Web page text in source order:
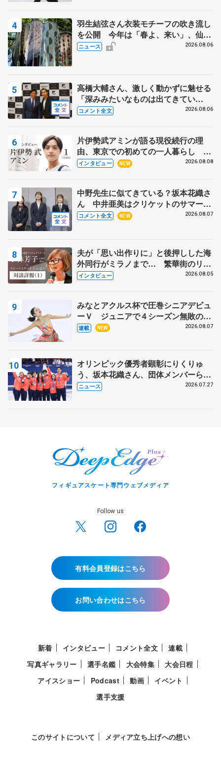
羽生結弦さん衣装モチーフの吹き流し
を公開 今年は「春よ、来い」、仙台
の瑞鳳殿
ニュース 2026.08.06
高橋大輔さん、激しく動かずに魅せる
「深みみたいなものは出てきてい
る？」 〝兄さん〟と慕うレジェンド
コメント全文 2026.08.06
片伊勢武アミンが語る現役続行の理
由、東京での初めての一人暮らし 注
目スケーターの「今」に迫る
インタビュー NEW 2026.08.08
中野先生に似てきている？坂本花織さ
ん 中井亜美はクリケットのサマーキ
ャンプに 島田麻央はたくさん試合に
コメント全文 NEW 2026.08.07
夫が「思い出作りに」と後押しした海
外同行がミラノまで… 繁華街のリン
クでは不良のお兄さんも味方に 小林
インタビュー 2026.08.05
みなとアクルス杯で圧巻シニアデビュ
ーＶ ジュニアで４シーズン無敗の島
田麻央
連載 NEW 2026.08.07
オリンピック優秀者顕彰にりくりゅ
う、坂本花織さん、団体メンバーら
8月7日に文科省が表彰式、ブルーノ・
ニュース 2026.07.27
フィギュアスケート専門ウェブメディア
Follow us
有料会員登録はこちら
お問い合わせはこちら
新着 インタビュー コメント全文
連載
写真ギャラリー
選手名鑑 大会特集
大会日程
アイスショー
Podcast 動画
イベント
選手支援
このサイトについて メディア立ち上げへの想い